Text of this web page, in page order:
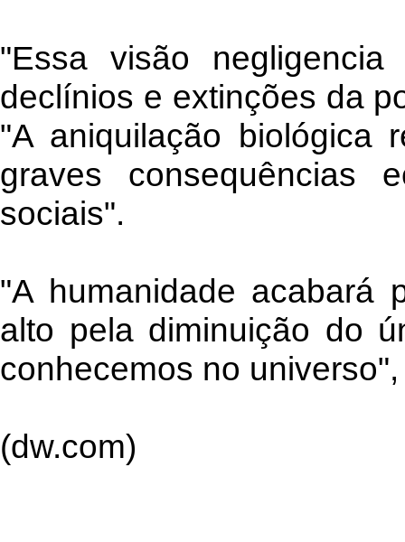
"Essa visão
declínios e extinções da
"A aniquilação biológica
graves consequências
sociais".
"A humanidade acabará
alto pela diminuição do
conhecemos no
(dw.com)